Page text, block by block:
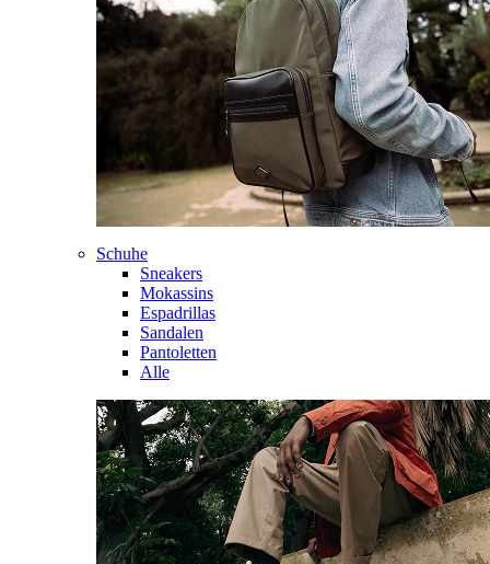
Schuhe
Sneakers
Mokassins
Espadrillas
Sandalen
Pantoletten
Alle